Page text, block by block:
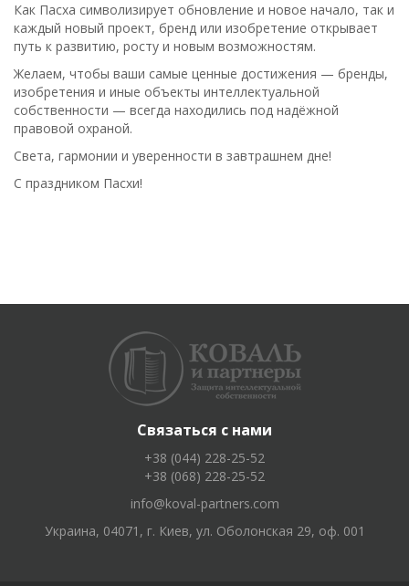
Как Пасха символизирует обновление и новое начало, так и
каждый новый проект, бренд или изобретение открывает
путь к развитию, росту и новым возможностям.
Желаем, чтобы ваши самые ценные достижения — бренды,
изобретения и иные объекты интеллектуальной
собственности — всегда находились под надёжной
правовой охраной.
Света, гармонии и уверенности в завтрашнем дне!
С праздником Пасхи!
Связаться с нами
+38 (044) 228-25-52
+38 (068) 228-25-52
info@koval-partners.com
Украина, 04071, г. Киев, ул. Оболонская 29, оф. 001